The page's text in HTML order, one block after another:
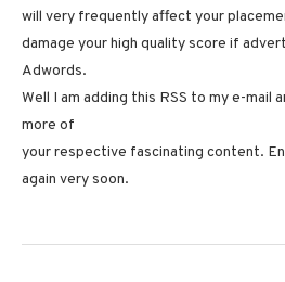
will very frequently affect your
damage your high quality score if
Adwords.
Well I am adding this RSS to my e-mail
more of
your respective fascinating content.
again very soon.